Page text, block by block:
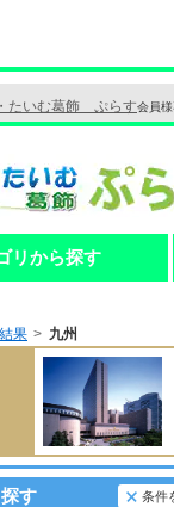
たいむ葛飾 ぷらす会員様
リから探す
果 九州
す 条件